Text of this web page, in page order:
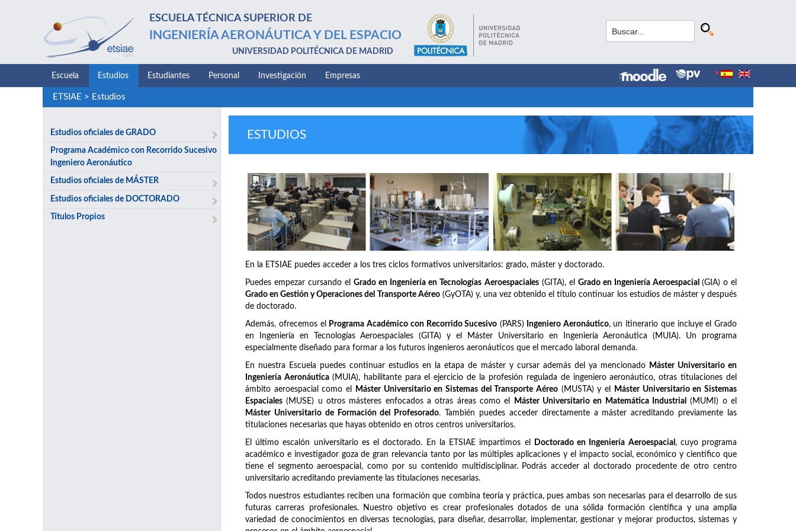
ESCUELA TÉCNICA SUPERIOR DE
INGENIERÍA AERONÁUTICA Y DEL ESPACIO
UNIVERSIDAD POLITÉCNICA DE MADRID
Escuela Estudios Estudiantes Personal Investigación Empresas
ETSIAE > Estudios
Estudios oficiales de GRADO
Programa Académico con Recorrido Sucesivo
Ingeniero Aeronáutico
Estudios oficiales de MÁSTER
Estudios oficiales de DOCTORADO
Títulos Propios
ESTUDIOS
En la ETSIAE puedes acceder a los tres ciclos formativos universitarios: grado, máster y doctorado.
Puedes empezar cursando elGrado en Ingeniería en Tecnologías Aeroespaciales(GITA), el Grado en Ingeniería Aeroespacial (GIA) o el
Grado en Gestión y Operaciones del Transporte Aéreo(GyOTA) y, una vez obtenido el título continuar los estudios de máster y después
de doctorado.
Además, ofrecemos el Programa Académico con Recorrido Sucesivo (PARS) Ingeniero Aeronáutico, un itinerario que incluye el Grado
en Ingeniería en Tecnologías Aeroespaciales (GITA) y el Máster Universitario en Ingeniería Aeronáutica (MUIA). Un programa
especialmente diseñado para formar a los futuros ingenieros aeronáuticos que el mercado laboral demanda.
En nuestra Escuela puedes continuar estudios en la etapa de máster y cursar además del ya mencionado Máster Universitario en
Ingeniería Aeronáutica (MUIA), habilitante para el ejercicio de la profesión regulada de ingeniero aeronáutico, otras titulaciones del
ámbito aeroespacial como el
Máster Universitario en Sistemas del Transporte Aéreo (MUSTA) y el
Máster Universitario en Sistemas
Espaciales (MUSE) u otros másteres enfocados a otras áreas como el Máster Universitario en Matemática Industrial
(MUMI) o el
Máster Universitario de Formación del Profesorado. También puedes acceder directamente a máster acreditando previamente las
titulaciones necesarias que hayas obtenido en otros centros universitarios.
El último escalón universitario es el doctorado. En la ETSIAE impartimos el Doctorado en Ingeniería Aeroespacial , cuyo programa
académico e investigador goza de gran relevancia tanto por las múltiples aplicaciones y el impacto social, económico y científico que
tiene el segmento aeroespacial, como por su contenido multidisciplinar. Podrás acceder al doctorado procedente de otro centro
universitario acreditando previamente las titulaciones necesarias.
Todos nuestros estudiantes reciben una formación que combina teoría y práctica, pues ambas son necesarias para el desarrollo de sus
futuras carreras profesionales. Nuestro objetivo es crear profesionales dotados de una sólida formación científica y una amplia
variedad de conocimientos en diversas tecnologías, para diseñar, desarrollar, implementar, gestionar y mejorar productos, sistemas y